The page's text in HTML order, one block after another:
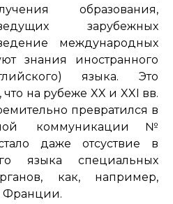
образования,
зарубежных
международных
знания иностранного
языка. Это
что на рубеже XX и XXI вв.
превратился в
коммуникации№
даже отсуствие в
языка специальных
как, например,
Франции.